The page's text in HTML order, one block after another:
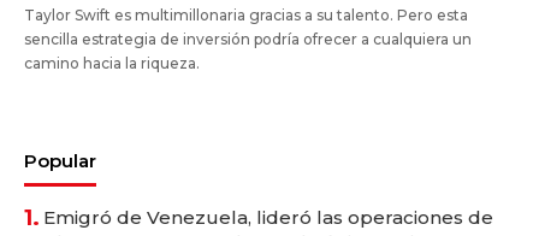
Taylor Swift es multimillonaria gracias a su talento. Pero esta
sencilla estrategia de inversión podría ofrecer a cualquiera un
camino hacia la riqueza.
Popular
1. Emigró de Venezuela, lideró las operaciones de